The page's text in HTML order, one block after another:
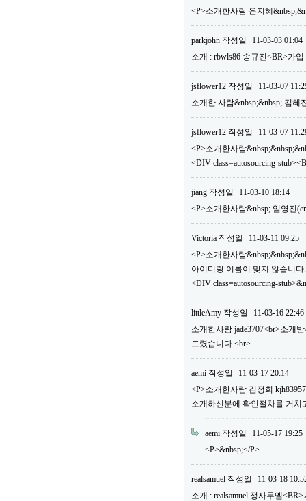
<P>소개한사람 은지혜
parkjohn 작성일
11-03-03 01:04
소개 : rbwls86 송규진<BR>가
jsflower12 작성일
11-03-07
소개한 사람&nbsp;&nbsp; 김혜
jsflower12 작성일
11-03-07
<P>소개한사람
<DIV class=autosourcing-
jiang 작성일
11-03-10 18:14
<P>소개한사람&nbsp; 임영진
Victoria 작성일
11-03-11 09:25
<P>소개한사람
아이디랑 이름이 맞지 않습니다.
<DIV class=autosourcing-
littleAmy 작성일
11-03-16 22:46
소개한사람 jade3707<br>소개
드렸습니다.<br>
aemi 작성일
11-03-17 20:14
<P>소개한사람 김정희
소개하신분에 확인절차를 거치
aemi 작성일
11-05-17 19:25
<P>&nbsp;</P>
realsamuel 작성일
11-03-18
소개 : realsamuel 정사무엘